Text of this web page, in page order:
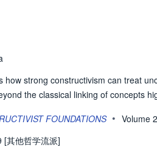
how strong constructivism can treat
the classical linking of concepts
FOUNDATIONS • Volume
[其他哲学流派]